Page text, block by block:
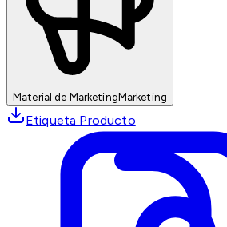
Material de MarketingMarketing
Etiqueta Producto